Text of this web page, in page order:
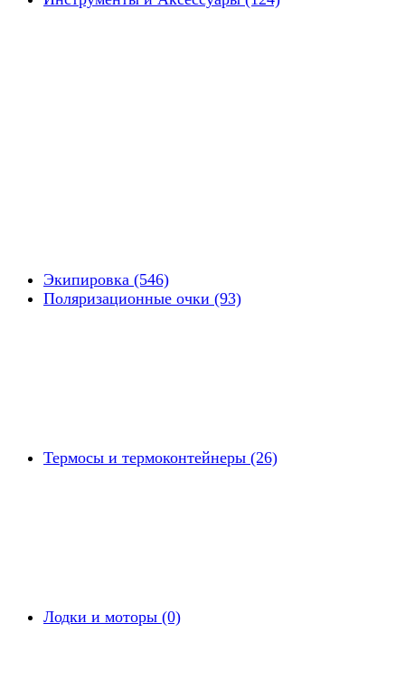
Экипировка (546)
Поляризационные очки (93)
Термосы и термоконтейнеры (26)
Лодки и моторы (0)